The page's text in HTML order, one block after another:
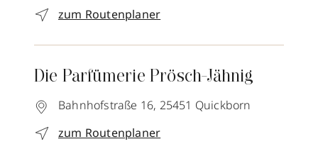
zum Routenplaner
Die Parfümerie Prösch-Jähnig
Bahnhofstraße 16, 25451 Quickborn
zum Routenplaner